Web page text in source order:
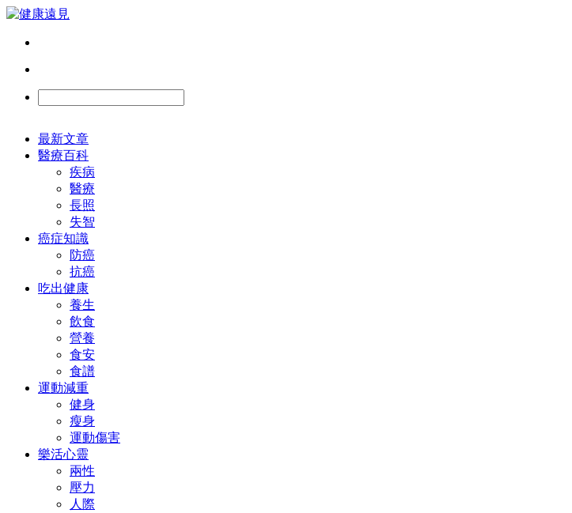
最新文章
醫療百科
疾病
醫療
長照
失智
癌症知識
防癌
抗癌
吃出健康
養生
飲食
營養
食安
食譜
運動減重
健身
瘦身
運動傷害
樂活心靈
兩性
壓力
人際